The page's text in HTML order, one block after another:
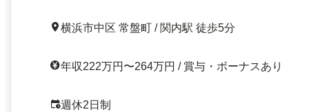
横浜市中区 常盤町 / 関内駅 徒歩5分
年収222万円〜264万円 / 賞与・ボーナスあり
週休2日制